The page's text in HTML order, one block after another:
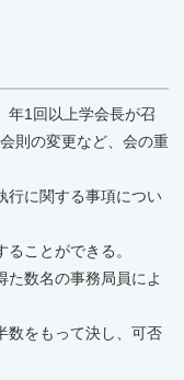
1回以上学会長が召
則の変更など、会の重
に関する事項につい
ことができる。
数名の事務局員によ
をもって決し、可否